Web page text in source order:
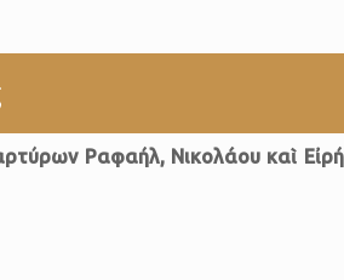
Ραφαήλ, Νικολάου καὶ